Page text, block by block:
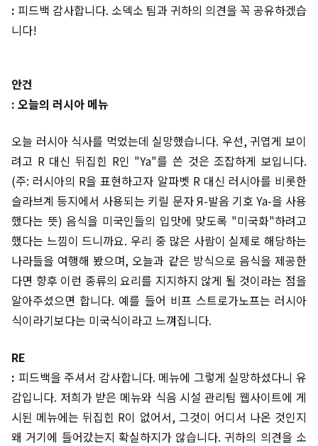
: 피드백 감사합니다. 소덱소 팀과 귀하의 의견을 꼭 공유하겠습
니다!
안건
: 오늘의 러시아 메뉴
오늘 러시아 식사를 먹었는데 실망했습니다. 우선, 귀엽게 보이
려고 R 대신 뒤집힌 R인 "Ya"를 쓴 것은 조잡하게 보입니다.
(주: 러시아의 R을 표현하고자 알파벳 R 대신 러시아를 비롯한
슬라브계 등지에서 사용되는 키릴 문자 Я-발음 기호 Ya-을 사용
했다는 뜻) 음식을 미국인들의 입맛에 맞도록 "미국화"하려고
했다는 느낌이 드니까요. 우리 중 많은 사람이 실제로 해당하는
나라들을 여행해 봤으며, 오늘과 같은 방식으로 음식을 제공한
다면 향후 이런 종류의 요리를 지지하지 않게 될 것이라는 점을
알아주셨으면 합니다. 예를 들어 비프 스트로가노프는 러시아
식이라기보다는 미국식이라고 느껴집니다.
RE
: 피드백을 주셔서 감사합니다. 메뉴에 그렇게 실망하셨다니 유
감입니다. 저희가 받은 메뉴와 식음 시설 관리팀 웹사이트에 게
시된 메뉴에는 뒤집힌 R이 없어서, 그것이 어디서 나온 것인지
왜 거기에 들어갔는지 확실하지가 않습니다. 귀하의 의견을 소